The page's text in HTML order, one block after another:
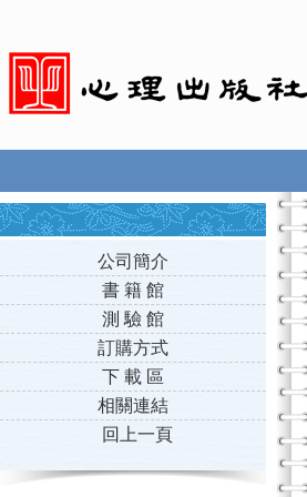
公司簡介
書 籍 館
測 驗 館
訂購方式
下 載 區
相關連結
回上一頁